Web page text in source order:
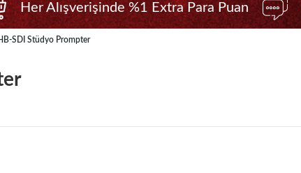
Her Alışverişinde %1 Extra Para Puan
SDI Stüdyo Prompter